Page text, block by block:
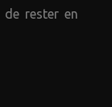
rester en